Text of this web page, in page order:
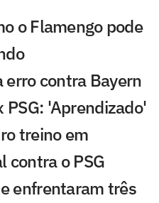
o Flamengo pode
erro contra Bayern
'Aprendizado'
treino em
contra o PSG
enfrentaram três